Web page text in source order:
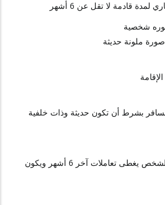
قادمة لا تقل عن 6 أشهر
شخصية
ملونة حديثة
بشرط أن تكون حديثة وذات خلفية
تقديم كشف حساب بنكي للشخص يغطى تعاملات آخر 6 أشهر ويكون